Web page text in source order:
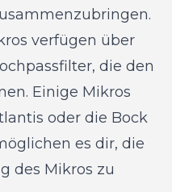
verfügen über
die den
Einige Mikros
oder die Bock
es dir, die
des Mikros zu